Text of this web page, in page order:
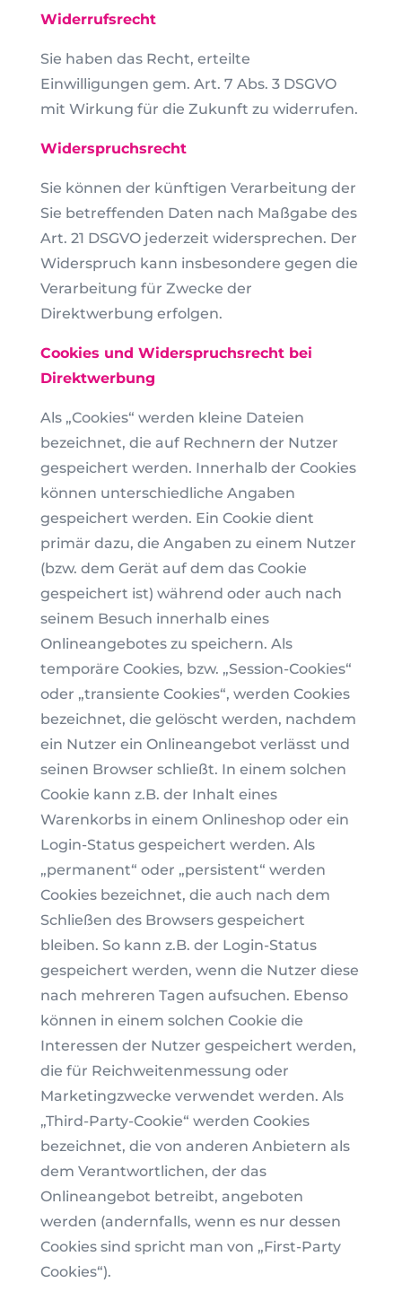
Widerrufsrecht
Sie haben das Recht, erteilte
Einwilligungen gem. Art. 7 Abs. 3 DSGVO
mit Wirkung für die Zukunft zu widerrufen.
Widerspruchsrecht
Sie können der künftigen Verarbeitung der
Sie betreffenden Daten nach Maßgabe des
Art. 21 DSGVO jederzeit widersprechen. Der
Widerspruch kann insbesondere gegen die
Verarbeitung für Zwecke der
Direktwerbung erfolgen.
Cookies und Widerspruchsrecht bei
Direktwerbung
Als „Cookies“ werden kleine Dateien
bezeichnet, die auf Rechnern der Nutzer
gespeichert werden. Innerhalb der Cookies
können unterschiedliche Angaben
gespeichert werden. Ein Cookie dient
primär dazu, die Angaben zu einem Nutzer
(bzw. dem Gerät auf dem das Cookie
gespeichert ist) während oder auch nach
seinem Besuch innerhalb eines
Onlineangebotes zu speichern. Als
temporäre Cookies, bzw. „Session-Cookies“
oder „transiente Cookies“, werden Cookies
bezeichnet, die gelöscht werden, nachdem
ein Nutzer ein Onlineangebot verlässt und
seinen Browser schließt. In einem solchen
Cookie kann z.B. der Inhalt eines
Warenkorbs in einem Onlineshop oder ein
Login-Status gespeichert werden. Als
„permanent“ oder „persistent“ werden
Cookies bezeichnet, die auch nach dem
Schließen des Browsers gespeichert
bleiben. So kann z.B. der Login-Status
gespeichert werden, wenn die Nutzer diese
nach mehreren Tagen aufsuchen. Ebenso
können in einem solchen Cookie die
Interessen der Nutzer gespeichert werden,
die für Reichweitenmessung oder
Marketingzwecke verwendet werden. Als
„Third-Party-Cookie“ werden Cookies
bezeichnet, die von anderen Anbietern als
dem Verantwortlichen, der das
Onlineangebot betreibt, angeboten
werden (andernfalls, wenn es nur dessen
Cookies sind spricht man von „First-Party
Cookies“).